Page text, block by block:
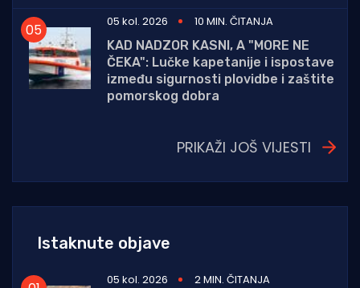
05 kol. 2026
10 MIN. ČITANJA
KAD NADZOR KASNI, A "MORE NE
ČEKA": Lučke kapetanije i ispostave
između sigurnosti plovidbe i zaštite
pomorskog dobra
PRIKAŽI JOŠ VIJESTI
Istaknute objave
05 kol. 2026
2 MIN. ČITANJA